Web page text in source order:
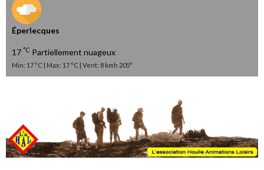
Éperlecques
17 °C Partiellement nuageux
Min: 17 °C | Max: 17 °C | Vent: 8 kmh 205°